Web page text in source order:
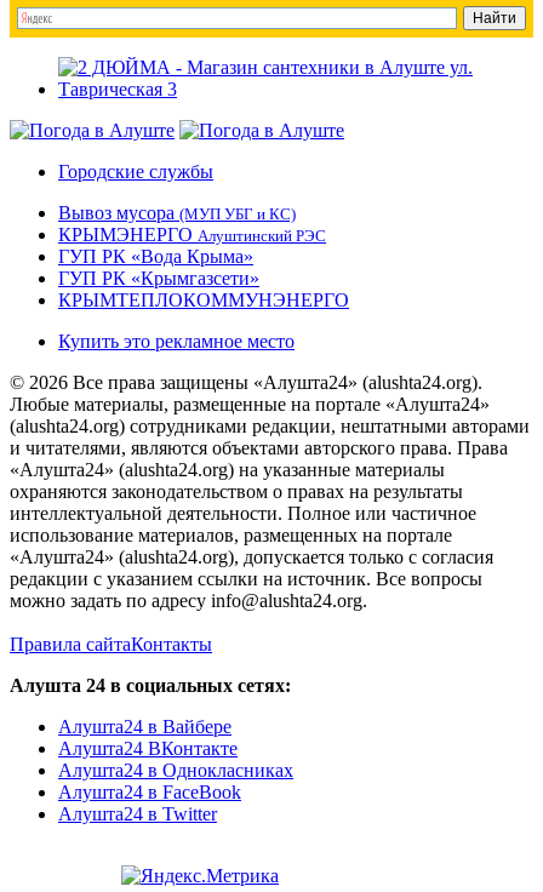
Городские службы
Вывоз мусора (МУП УБГ и КС)
КРЫМЭНЕРГО Алуштинский РЭС
ГУП РК «Вода Крыма»
ГУП РК «Крымгазсети»
КРЫМТЕПЛОКОММУНЭНЕРГО
Купить это рекламное место
© 2026 Все права защищены «Алушта24» (alushta24.org).
Любые материалы, размещенные на портале «Алушта24»
(alushta24.org) сотрудниками редакции, нештатными авторами
и читателями, являются объектами авторского права. Права
«Алушта24» (alushta24.org) на указанные материалы
охраняются законодательством о правах на результаты
интеллектуальной деятельности. Полное или частичное
использование материалов, размещенных на портале
«Алушта24» (alushta24.org), допускается только с согласия
редакции с указанием ссылки на источник. Все вопросы
можно задать по адресу info@alushta24.org.
Правила сайтаКонтакты
Алушта 24 в социальных сетях:
Алушта24 в Вайбере
Алушта24 ВКонтакте
Алушта24 в Однокласниках
Алушта24 в FaceBook
Алушта24 в Twitter